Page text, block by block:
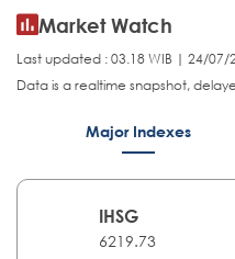
Market Watch
Last updated : 03.18 WIB | 24/07/
Data is a realtime snapshot,
Major Indexes
IHSG
6219.73